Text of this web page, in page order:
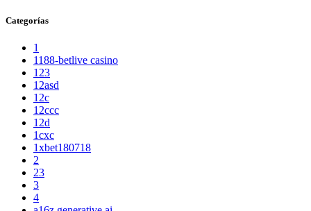
Categorías
1
1188-betlive casino
123
12asd
12c
12ccc
12d
1cxc
1xbet180718
2
23
3
4